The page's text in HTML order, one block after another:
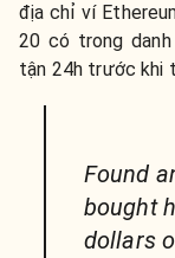
địa chỉ ví
20 có trong
tận 24h trước khi
Found
bought
dollars